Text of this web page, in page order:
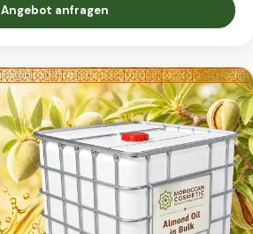
Angebot anfragen